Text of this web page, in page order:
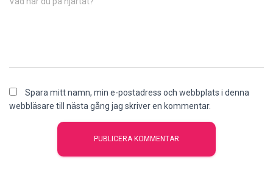
Spara mitt namn, min e-postadress och webbplats i denna
webbläsare till nästa gång jag skriver en kommentar.